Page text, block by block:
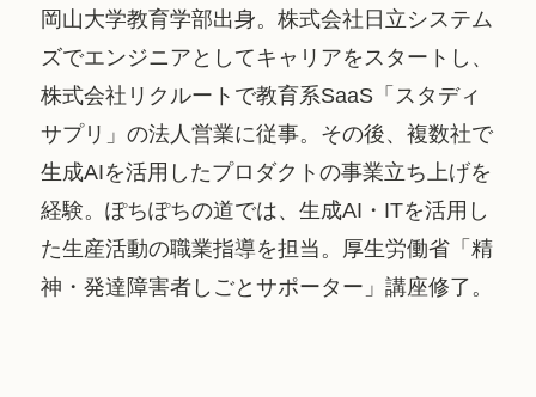
岡山大学教育学部出身。株式会社日立システム
ズでエンジニアとしてキャリアをスタートし、
株式会社リクルートで教育系SaaS「スタディ
サプリ」の法人営業に従事。その後、複数社で
生成AIを活用したプロダクトの事業立ち上げを
経験。ぽちぽちの道では、生成AI・ITを活用し
た生産活動の職業指導を担当。厚生労働省「精
神・発達障害者しごとサポーター」講座修了。